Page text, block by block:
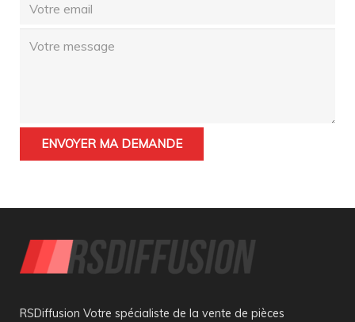
RSDiffusion Votre spécialiste de la vente de pièces